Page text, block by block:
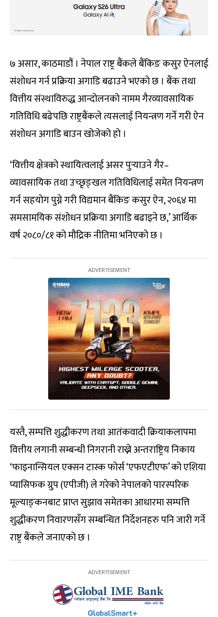
७ असार, काठमाडौं । नेपाल राष्ट्र बैंकले बैंकिङ कसुर ऐनलाई
संशोधन गर्न प्रक्रिया अगाडि बढाउने भएको छ । बैंक तथा
वित्तीय संस्थाविरुद्ध आन्दोलनको नामम गैरव्यावसायिक
गतिविधि बढेपछि राष्ट्रबैंकले त्यसलाई नियन्त्रण गर्ने गरी ऐन
संशोधन अगाडि बाउन खोजेको हो ।
‘वित्तीय क्षेत्रको स्थायित्वलाई असर पुर्‍याउने गैर–
व्यावसायिक तथा उच्छृङ्खल गतिविधिलाई समेत नियन्त्रण
गर्न सहयोग पुग्ने गरी विद्यमान बैंकिङ कसुर ऐन, २०६४ मा
समसामयिक संशोधन प्रक्रिया अगाडि बढाइने छ,’ आर्थिक
वर्ष २०८०/८१ को मौद्रिक नीतिमा भनिएको छ ।
यस्तै, सम्पत्ति शुद्धीकरण तथा आतंकवादी क्रियाकलापमा
वित्तीय लगानी सम्बन्धी निगरानी राख्ने अन्तराष्ट्रिय निकाय
‘फाइनान्सियल एक्सन टास्क फोर्स ‘एफएटीएफ’ को एशिया
प्यासिफक ग्रुप (एपीजी) ले गरेको नेपालको पारस्परिक
मूल्याङ्‍कनबाट प्राप्त सुझाव समेतका आधारमा सम्पत्ति
शुद्धीकरण निवारणसँग सम्बन्धित निर्देशनहरु पनि जारी गर्ने
राष्ट्र बैंकले जनाएको छ ।